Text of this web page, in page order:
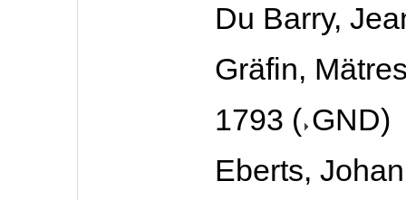
Du Barry,
Gräfin,
1793 ( GND)
Eberts,